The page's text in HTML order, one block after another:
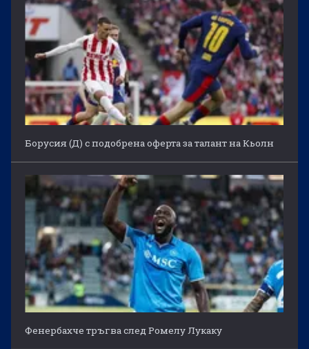
Борусия (Д) с подобрена оферта за талант на Кьолн
Фенербахче тръгва след Ромелу Лукаку